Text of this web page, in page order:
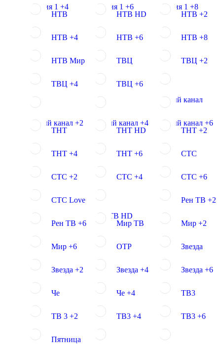
Россия 1 +4 Россия 1 +6
Россия 1 +8
НТВ
НТВ HD НТВ +2
НТВ +4 НТВ +6 НТВ +8
НТВ Мир ТВЦ ТВЦ +2
ТВЦ +4
ТВЦ +6
Пятый канал
Пятый канал +2 Пятый канал +4
Пятый канал +6
ТНТ
ТНТ HD ТНТ +2
ТНТ +4 ТНТ +6 СТС
СТС +2 СТС +4 СТС +6
СТС Love
Рен ТВ HD
Рен ТВ +2
Рен ТВ +6 Мир ТВ Мир +2
Мир +6 ОТР Звезда
Звезда +2 Звезда +4 Звезда +6
Че Че +4 ТВ3
ТВ 3 +2 ТВ3 +4 ТВ3 +6
Пятница